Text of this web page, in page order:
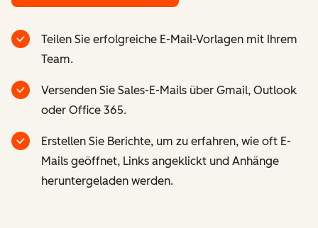
Teilen Sie erfolgreiche E-Mail-Vorlagen mit Ihrem
Team.
Versenden Sie Sales-E-Mails über Gmail, Outlook
oder Office 365.
Erstellen Sie Berichte, um zu erfahren, wie oft E-
Mails geöffnet, Links angeklickt und Anhänge
heruntergeladen werden.